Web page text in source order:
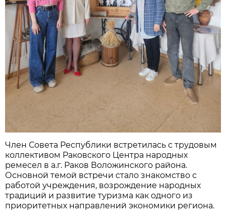
Член Совета Республики встретилась с трудовым
коллективом Раковского Центра народных
ремесел в а.г. Раков Воложинского района.
Основной темой встречи стало знакомство с
работой учреждения, возрождение народных
традиций и развитие туризма как одного из
приоритетных направлений экономики региона.